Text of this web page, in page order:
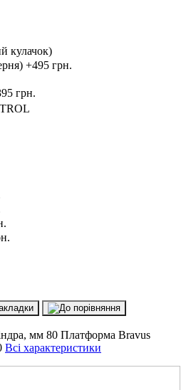
грн.
мм 80 Платформа Bravus
Всі характеристики